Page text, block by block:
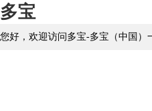
多宝
您好，欢迎访问多宝-多宝（中国）